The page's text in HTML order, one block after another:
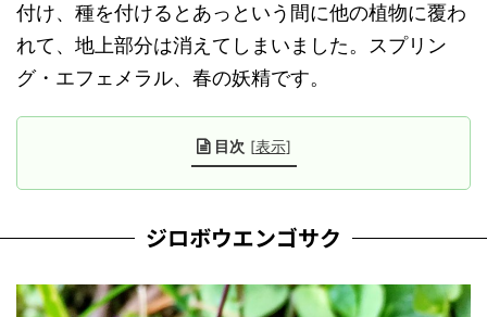
付け、種を付けるとあっという間に他の植物に覆わ
れて、地上部分は消えてしまいました。スプリン
グ・エフェメラル、春の妖精です。
目次 [表示]
ジロボウエンゴサク